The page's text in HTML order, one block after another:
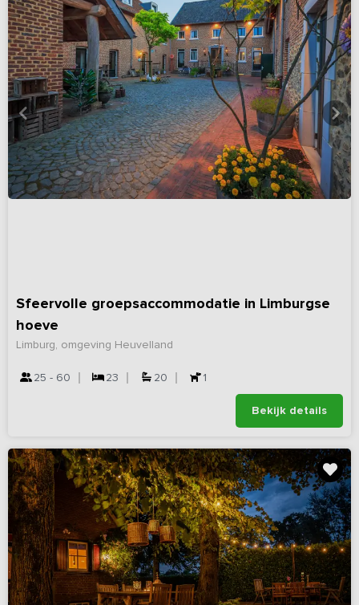
Sfeervolle groepsaccommodatie in Limburgse
hoeve
Limburg, omgeving Heuvelland
25 - 60 23 20 1
Bekijk details